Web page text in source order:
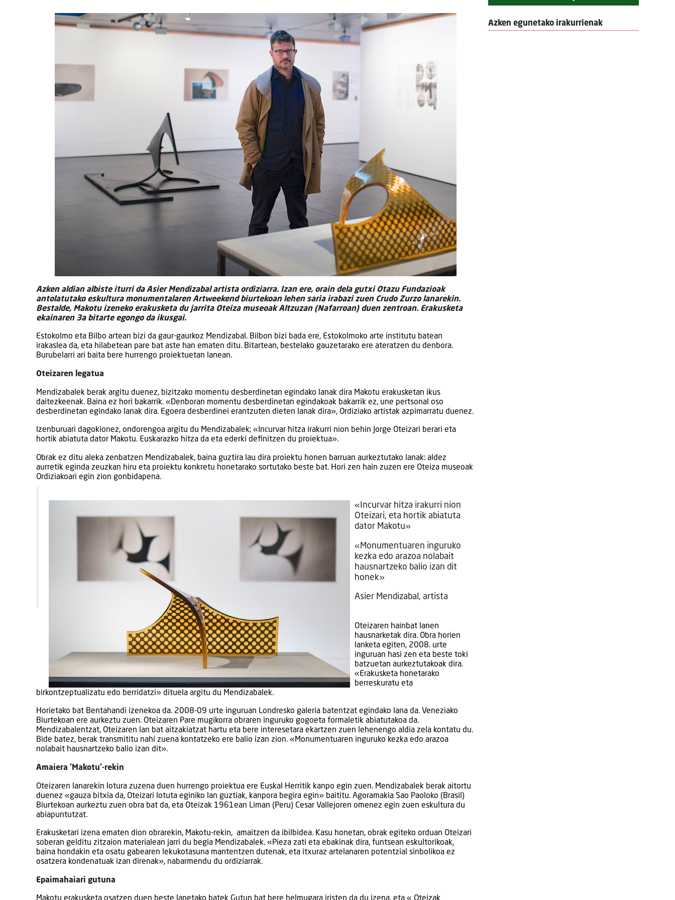
Azken aldian albiste iturri da Asier Mendizabal artista ordiziarra. Izan ere, orain dela gutxi Otazu Fundazioak
antolatutako eskultura monumentalaren Artweekend biurtekoan lehen saria irabazi zuen Crudo Zurzo lanarekin.
Bestalde, Makotu izeneko erakusketa du jarrita Oteiza museoak Altzuzan (Nafarroan) duen zentroan. Erakusketa
ekainaren 3a bitarte egongo da ikusgai.
Estokolmo eta Bilbo artean bizi da gaur-gaurkoz Mendizabal. Bilbon bizi bada ere, Estokolmoko arte institutu batean
irakaslea da, eta hilabetean pare bat aste han ematen ditu. Bitartean, bestelako gauzetarako ere ateratzen du denbora.
Burubelarri ari baita bere hurrengo proiektuetan lanean.
Oteizaren legatua
Mendizabalek berak argitu duenez, bizitzako momentu desberdinetan egindako lanak dira Makotu erakusketan ikus
daitezkeenak. Baina ez hori bakarrik. «Denboran momentu desberdinetan egindakoak bakarrik ez, une pertsonal oso
desberdinetan egindako lanak dira. Egoera desberdinei erantzuten dieten lanak dira», Ordiziako artistak azpimarratu duenez.
Izenburuari dagokionez, ondorengoa argitu du Mendizabalek; «Incurvar hitza irakurri nion behin Jorge Oteizari berari eta
hortik abiatuta dator Makotu. Euskarazko hitza da eta ederki definitzen du proiektua».
Obrak ez ditu aleka zenbatzen Mendizabalek, baina guztira lau dira proiektu honen barruan aurkeztutako lanak: aldez
aurretik eginda zeuzkan hiru eta proiektu konkretu honetarako sortutako beste bat. Hori zen hain zuzen ere Oteiza museoak
Ordiziakoari egin zion gonbidapena.
«Incurvar hitza irakurri nion
Oteizari, eta hortik abiatuta
dator Makotu»
«Monumentuaren inguruko
kezka edo arazoa nolabait
hausnartzeko balio izan dit
honek»
Asier Mendizabal, artista
Oteizaren hainbat lanen
hausnarketak dira. Obra horien
lanketa egiten, 2008. urte
inguruan hasi zen eta beste toki
batzuetan aurkeztutakoak dira.
«Erakusketa honetarako
berreskuratu eta
birkontzeptualizatu edo berridatzi» dituela argitu du Mendizabalek.
Horietako bat Bentahandi izenekoa da. 2008-09 urte inguruan Londresko galeria batentzat egindako lana da. Veneziako
Biurtekoan ere aurkeztu zuen. Oteizaren Pare mugikorra obraren inguruko gogoeta formaletik abiatutakoa da.
Mendizabalentzat, Oteizaren lan bat aitzakiatzat hartu eta bere interesetara ekartzen zuen lehenengo aldia zela kontatu du.
Bide batez, berak transmititu nahi zuena kontatzeko ere balio izan zion. «Monumentuaren inguruko kezka edo arazoa
nolabait hausnartzeko balio izan dit».
Amaiera ‘Makotu’-rekin
Oteizaren lanarekin lotura zuzena duen hurrengo proiektua ere Euskal Herritik kanpo egin zuen. Mendizabalek berak aitortu
duenez «gauza bitxia da, Oteizari lotuta eginiko lan guztiak, kanpora begira egin» baititu. Agoramakia Sao Paoloko (Brasil)
Biurtekoan aurkeztu zuen obra bat da, eta Oteizak 1961ean Liman (Peru) Cesar Vallejoren omenez egin zuen eskultura du
abiapuntutzat.
Erakusketari izena ematen dion obrarekin, Makotu-rekin, amaitzen da ibilbidea. Kasu honetan, obrak egiteko orduan Oteizari
soberan gelditu zitzaion materialean jarri du begia Mendizabalek. «Pieza zati eta ebakinak dira, funtsean eskultorikoak,
baina hondakin eta osatu gabearen lekukotasuna mantentzen dutenak, eta itxuraz artelanaren potentzial sinbolikoa ez
osatzera kondenatuak izan direnak», nabarmendu du ordiziarrak.
Epaimahaiari gutuna
Azken egunetako irakurrienak